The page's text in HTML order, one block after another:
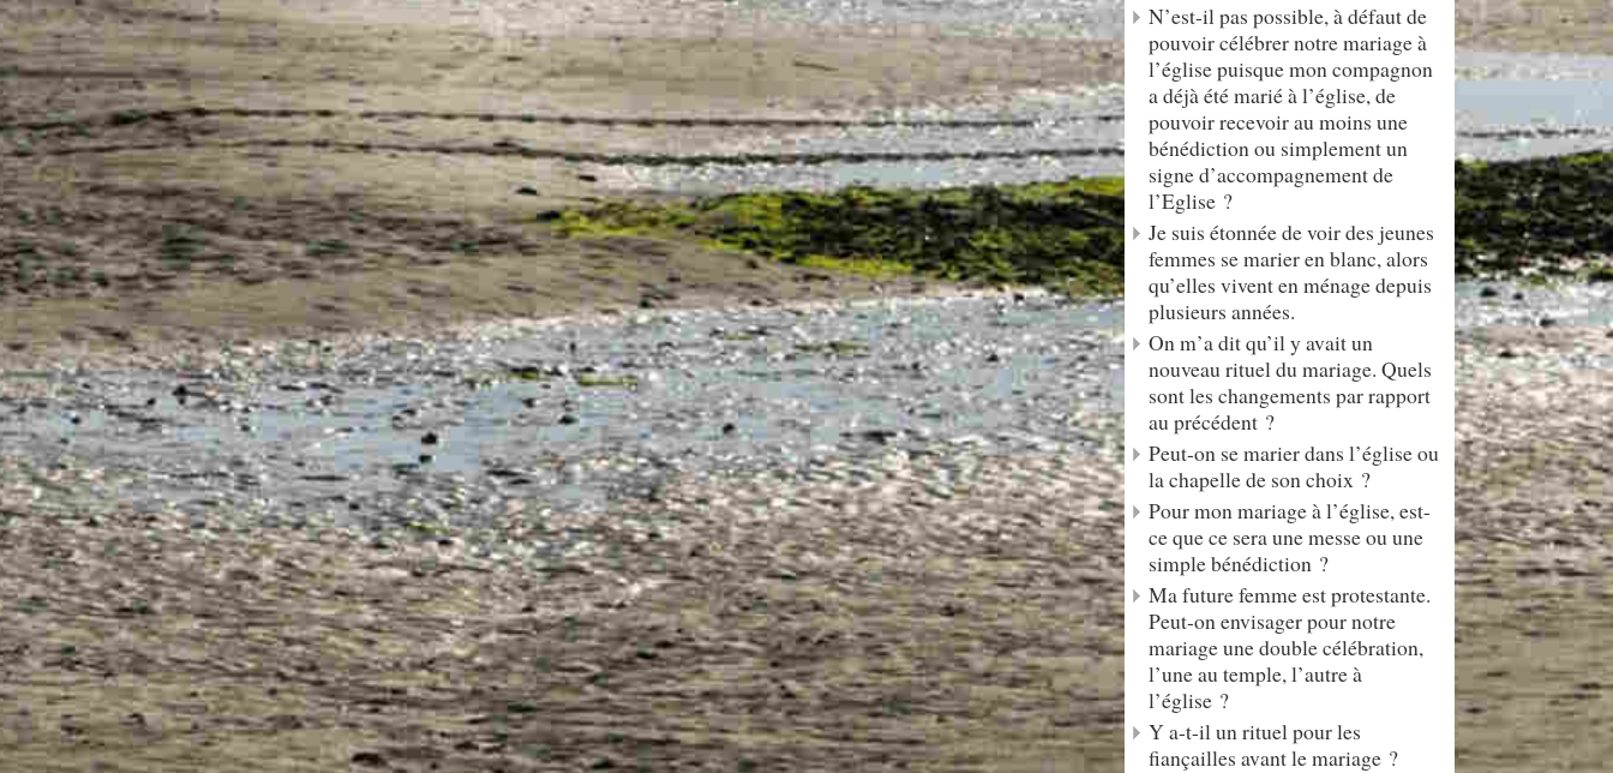
N’est-il pas possible, à défaut de
pouvoir célébrer notre mariage à
l’église puisque mon compagnon
a déjà été marié à l’église, de
pouvoir recevoir au moins une
bénédiction ou simplement un
signe d’accompagnement de
l’Eglise ?
Je suis étonnée de voir des jeunes
femmes se marier en blanc, alors
qu’elles vivent en ménage depuis
plusieurs années.
On m’a dit qu’il y avait un
nouveau rituel du mariage. Quels
sont les changements par rapport
au précédent ?
Peut-on se marier dans l’église ou
la chapelle de son choix ?
Pour mon mariage à l’église, est-
ce que ce sera une messe ou une
simple bénédiction ?
Ma future femme est protestante.
Peut-on envisager pour notre
mariage une double célébration,
l’une au temple, l’autre à
l’église ?
Y a-t-il un rituel pour les
fiançailles avant le mariage ?